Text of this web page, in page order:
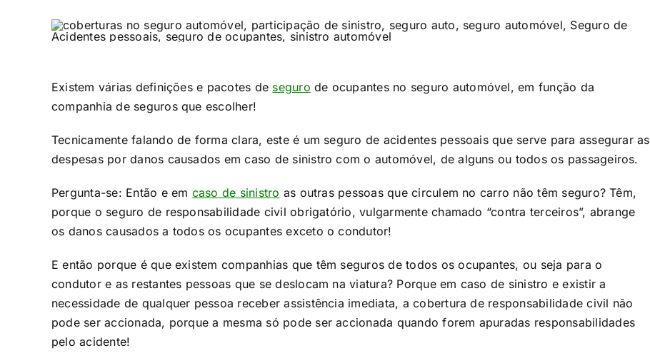
Existem várias definições e pacotes de seguro de ocupantes no seguro automóvel, em função da
companhia de seguros que escolher!
Tecnicamente falando de forma clara, este é um seguro de acidentes pessoais que serve para assegurar as
despesas por danos causados em caso de sinistro com o automóvel, de alguns ou todos os passageiros.​
Pergunta-se: Então e em caso de sinistro as outras pessoas que circulem no carro não têm seguro? Têm,
porque o seguro de responsabilidade civil obrigatório, vulgarmente chamado “contra terceiros”, abrange
os danos causados a todos os ocupantes exceto o condutor!​
E então porque é que existem companhias que têm seguros de todos os ocupantes, ou seja para o
condutor e as restantes pessoas que se deslocam na viatura? Porque em caso de sinistro e existir a
necessidade de qualquer pessoa receber assistência imediata, a cobertura de responsabilidade civil não
pode ser accionada, porque a mesma só pode ser accionada quando forem apuradas responsabilidades
pelo acidente!​